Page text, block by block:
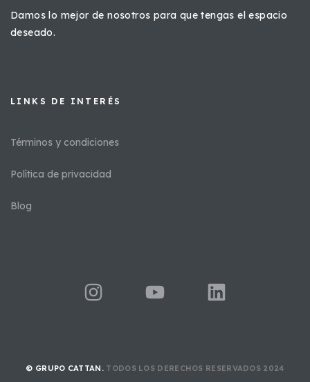
Damos lo mejor de nosotros para que tengas el espacio
deseado.
LINKS DE INTERÉS​
Términos y condiciones
Política de privacidad
Blog
© GRUPO CATTAN. TODOS LOS DERECHOS RESERVADOS 2024